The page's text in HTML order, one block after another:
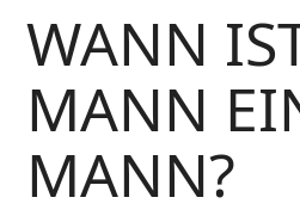
WANN
MANN
MANN?